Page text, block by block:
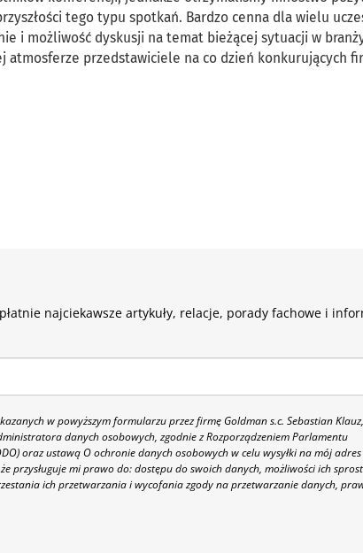
tego typu spotkań. Bardzo cenna dla wielu
i możliwość dyskusji na temat bieżącej sytuacji w
atmosferze przedstawiciele na co dzień konkurujących
najciekawsze artykuły, relacje, porady fachowe i
w powyższym formularzu przez firmę Goldman s.c. Sebastian
danych osobowych, zgodnie z Rozporządzeniem Parlamentu
oraz ustawą O ochronie danych osobowych w celu wysyłki na mój
przysługuje mi prawo do: dostępu do swoich danych, możliwości ich
ich przetwarzania i wycofania zgody na przetwarzanie danych,